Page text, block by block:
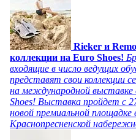
Rieker и
коллекции на Euro Shoes!
входящие в число ведущих
представят свои коллекции
на международной выставке
Shoes! Выставка пройдет c
новой премиальной
Краснопресненской